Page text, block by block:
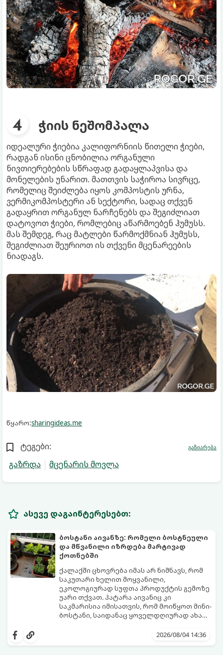
ჭიის ნეშომპალა
იდეალური ჭიებია კალიფორნიის წითელი ჭიები,
რადგან ისინი ცნობილია ორგანული
ნივთიერებების სწრაფად გადაყლაპვისა და
მონელების უნარით. მათთვის საჭიროა სივრცე,
რომელიც შეიძლება იყოს კომპოსტის ურნა,
ვერმიკომპოსტერი ან სექტორი, სადაც თქვენ
გადაყრით ორგანულ ნარჩენებს და შეგიძლიათ
დატოვოთ ჭიები, რომლებიც აწარმოებენ ჰუმუსს.
მას შემდეგ, რაც მატლები წარმოქმნიან ჰუმუსს,
შეგიძლიათ შეურიოთ ის თქვენი მცენარეების
ნიადაგს.
წყარო:sharingideas.me
ტეგები:
გაზრდა
მცენარის მოვლა
გაზიარება
ასევე დაგაინტერესებთ:
ბოსტანი აივანზე: რომელი ბოსტნეული
და მწვანილი იზრდება მარტივად
ქოთნებში
ქალაქში ცხოვრება იმას არ ნიშნავს, რომ
საკუთარი ხელით მოყვანილი,
ეკოლოგიურად სუფთა პროდუქტის გემოზე
უარი თქვათ. პატარა აივანიც კი
საკმარისია იმისათვის, რომ მოიწყოთ მინი-
ბოსტანი, საიდანაც ყოველდღიურად ახალ,
სასიამოვნო და ესთეტიკური ჰობია.
2026/08/04 14:36